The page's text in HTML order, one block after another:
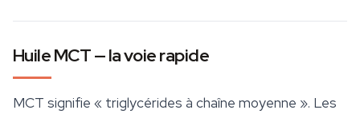
Huile MCT — la voie rapide
MCT signifie « triglycérides à chaîne moyenne ». Les